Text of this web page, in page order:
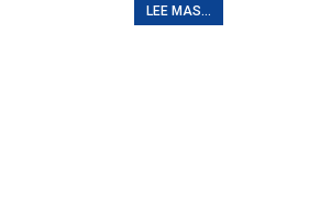
LEE MAS...